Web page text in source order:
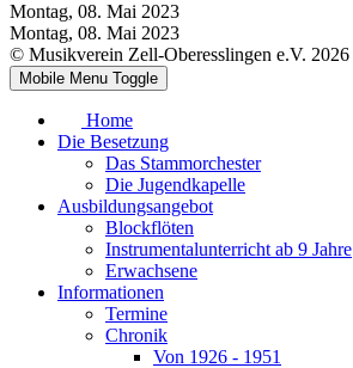
Montag, 08. Mai 2023
Montag, 08. Mai 2023
© Musikverein Zell-Oberesslingen e.V. 2026
Mobile Menu Toggle
Home
Die Besetzung
Das Stammorchester
Die Jugendkapelle
Ausbildungsangebot
Blockflöten
Instrumentalunterricht ab 9 Jahre
Erwachsene
Informationen
Termine
Chronik
Von 1926 - 1951